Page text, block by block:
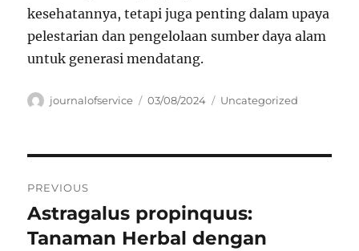
kesehatannya, tetapi juga penting dalam upaya
pelestarian dan pengelolaan sumber daya alam
untuk generasi mendatang.
Author
journalofservice
Posted
03/08/2024 Categories
Uncategorized
pos
PREVIOUS
Previous
post:
Astragalus propinquus:
Tanaman Herbal dengan